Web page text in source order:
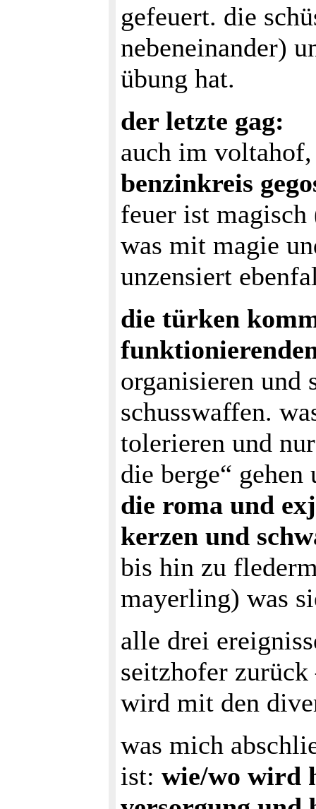
gefeuert. die
nebeneinander)
übung hat.
der letzte gag:
auch im
benzinkreis
feuer ist
was mit magie
unzensiert
die türken
organisieren und
schusswaffen.
tolerieren und
die berge“
die roma und
kerzen und
bis hin zu
mayerling) was
alle drei
seitzhofer
wird mit den
was mich
ist: wie/wo wird